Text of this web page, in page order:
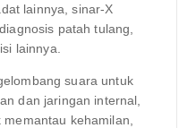
lainnya, sinar-X
patah tulang,
lainnya.
suara untuk
dan jaringan internal,
kehamilan,